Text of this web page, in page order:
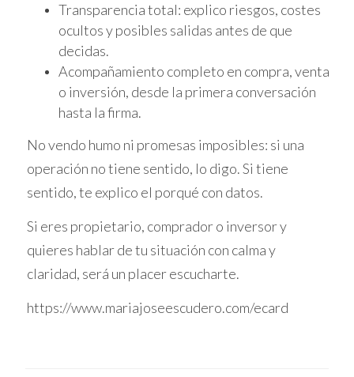
experimentado, se encontró con una
situación similar cuando trabajaba con un
cliente que había listado su propiedad por
encima del valor del mercado. Recibió varias
ofertas bajas que inicialmente frustraron al
una herramienta para educar a su cliente
sobre las realidades del mercado actual. Al
final, Carlos organizó una reunión donde
analizó las ofertas con su cliente y discutieron
estrategias para ajustar el precio. Esto no solo
permitió al vendedor entender mejor el
oferta más alta cuando finalmente ajustaron
Transparencia total: explico riesgos, costes
ocultos y posibles salidas antes de que
decidas.
Acompañamiento completo en compra, venta
o inversión, desde la primera conversación
hasta la firma.
No vendo humo ni promesas imposibles: si una
operación no tiene sentido, lo digo. Si tiene
sentido, te explico el porqué con datos.
Si eres propietario, comprador o inversor y
quieres hablar de tu situación con calma y
claridad, será un placer escucharte.
https://www.mariajoseescudero.com/ecard